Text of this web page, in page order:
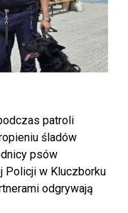
patroli
śladów
psów
Policji w Kluczborku
odgrywają